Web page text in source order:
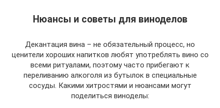
Нюансы и советы для виноделов
Декантация вина – не обязательный процесс, но
ценители хороших напитков любят употреблять вино со
всеми ритуалами, поэтому часто прибегают к
переливанию алкоголя из бутылок в специальные
сосуды. Какими хитростями и нюансами могут
поделиться виноделы: